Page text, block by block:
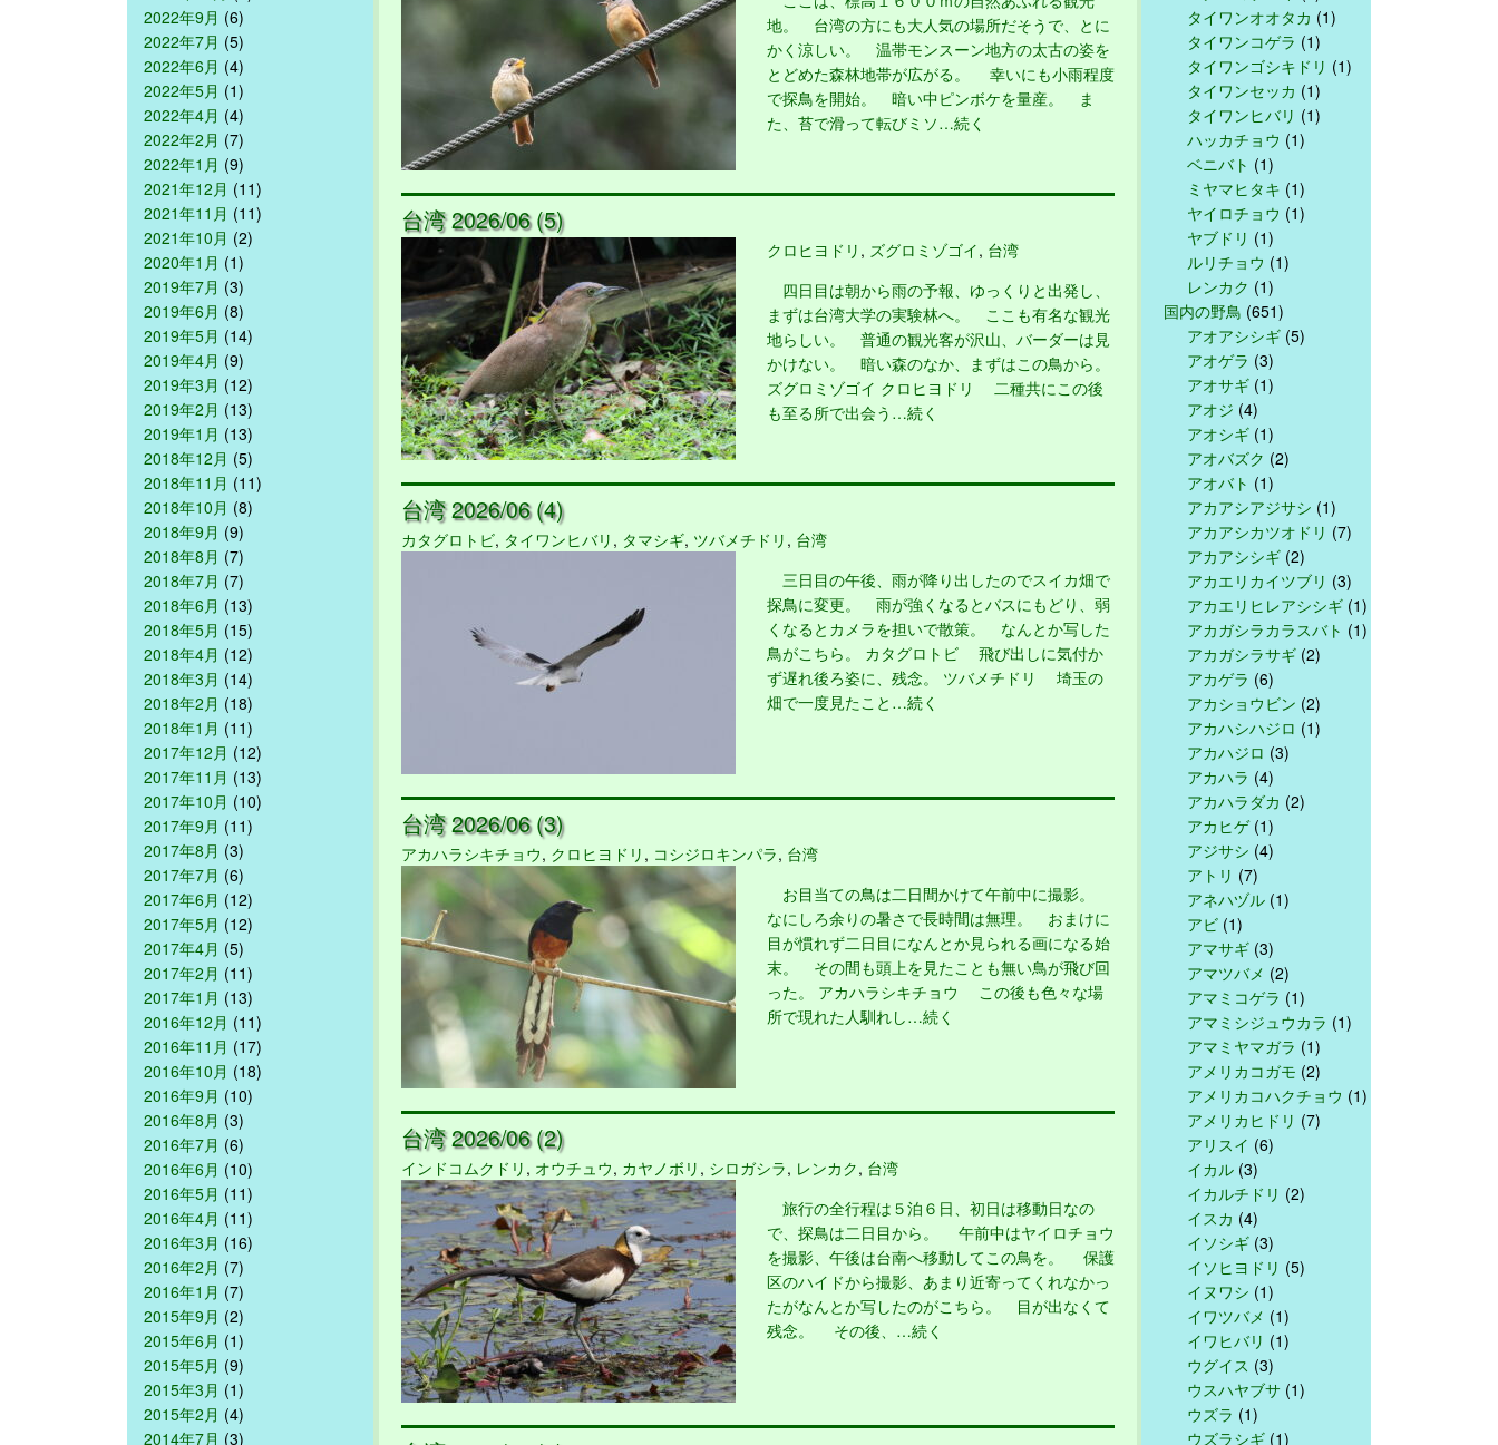
2022年9月 (6)
2022年7月 (5)
2022年6月 (4)
2022年5月 (1)
2022年4月 (4)
2022年2月 (7)
2022年1月 (9)
2021年12月 (11)
2021年11月 (11)
2021年10月 (2)
2020年1月 (1)
2019年7月 (3)
2019年6月 (8)
2019年5月 (14)
2019年4月 (9)
2019年3月 (12)
2019年2月 (13)
2019年1月 (13)
2018年12月 (5)
2018年11月 (11)
2018年10月 (8)
2018年9月 (9)
2018年8月 (7)
2018年7月 (7)
2018年6月 (13)
2018年5月 (15)
2018年4月 (12)
2018年3月 (14)
2018年2月 (18)
2018年1月 (11)
2017年12月 (12)
2017年11月 (13)
2017年10月 (10)
2017年9月 (11)
2017年8月 (3)
2017年7月 (6)
2017年6月 (12)
2017年5月 (12)
2017年4月 (5)
2017年2月 (11)
2017年1月 (13)
2016年12月 (11)
2016年11月 (17)
2016年10月 (18)
2016年9月 (10)
2016年8月 (3)
2016年7月 (6)
2016年6月 (10)
2016年5月 (11)
2016年4月 (11)
2016年3月 (16)
2016年2月 (7)
2016年1月 (7)
2015年9月 (2)
2015年6月 (1)
2015年5月 (9)
2015年3月 (1)
2015年2月 (4)
2014年7月 (3)
地。 台湾の方にも大人気の場所だそうで、とに
かく涼しい。 温帯モンスーン地方の太古の姿を
とどめた森林地帯が広がる。 幸いにも小雨程度
で探鳥を開始。 暗い中ピンボケを量産。 ま
た、苔で滑って転びミソ…続く
台湾 2026/06 (5)
クロヒヨドリ , ズグロミゾゴイ, 台湾
四日目は朝から雨の予報、ゆっくりと出発し、
まずは台湾大学の実験林へ。 ここも有名な観光
地らしい。 普通の観光客が沢山、バーダーは見
かけない。 暗い森のなか、まずはこの鳥から。
ズグロミゾゴイ クロヒヨドリ 二種共にこの後
も至る所で出会う…続く
台湾 2026/06 (4)
カタグロトビ, タイワンヒバリ , タマシギ, ツバメチドリ , 台湾
三日目の午後、雨が降り出したのでスイカ畑で
探鳥に変更。 雨が強くなるとバスにもどり、弱
くなるとカメラを担いで散策。 なんとか写した
鳥がこちら。 カタグロトビ 飛び出しに気付か
ず遅れ後ろ姿に、残念。 ツバメチドリ 埼玉の
畑で一度見たこと…続く
台湾 2026/06 (3)
アカハラシキチョウ, クロヒヨドリ , コシジロキンパラ, 台湾
お目当ての鳥は二日間かけて午前中に撮影。
なにしろ余りの暑さで長時間は無理。 おまけに
目が慣れず二日目になんとか見られる画になる始
末。 その間も頭上を見たことも無い鳥が飛び回
った。 アカハラシキチョウ この後も色々な場
所で現れた人馴れし…続く
台湾 2026/06 (2)
インドコムクドリ , オウチュウ, カヤノボリ , シロガシラ, レンカク, 台湾
旅行の全行程は５泊６日、初日は移動日なの
で、探鳥は二日目から。 午前中はヤイロチョウ
を撮影、午後は台南へ移動してこの鳥を。 保護
区のハイドから撮影、あまり近寄ってくれなかっ
たがなんとか写したのがこちら。 目が出なくて
残念。 その後、…続く
タイワンオオタカ (1)
タイワンコゲラ (1)
タイワンゴシキドリ (1)
タイワンセッカ (1)
タイワンヒバリ (1)
ハッカチョウ (1)
ベニバト (1)
ミヤマヒタキ (1)
ヤイロチョウ (1)
ヤブドリ (1)
ルリチョウ (1)
レンカク (1)
国内の野鳥 (651)
アオアシシギ (5)
アオゲラ (3)
アオサギ (1)
アオジ (4)
アオシギ (1)
アオバズク (2)
アオバト (1)
アカアシアジサシ (1)
アカアシカツオドリ (7)
アカアシシギ (2)
アカエリカイツブリ (3)
アカエリヒレアシシギ (1)
アカガシラカラスバト (1)
アカガシラサギ (2)
アカゲラ (6)
アカショウビン (2)
アカハシハジロ (1)
アカハジロ (3)
アカハラ (4)
アカハラダカ (2)
アカヒゲ(1)
アジサシ (4)
アトリ (7)
アネハヅル (1)
アビ (1)
アマサギ (3)
アマツバメ (2)
アマミコゲラ (1)
アマミシジュウカラ (1)
アマミヤマガラ (1)
アメリカコガモ (2)
アメリカコハクチョウ (1)
アメリカヒドリ (7)
アリスイ (6)
イカル (3)
イカルチドリ (2)
イスカ (4)
イソシギ (3)
イソヒヨドリ (5)
イヌワシ (1)
イワツバメ (1)
イワヒバリ (1)
ウグイス (3)
ウスハヤブサ (1)
ウズラ (1)
ウズラシギ (1)